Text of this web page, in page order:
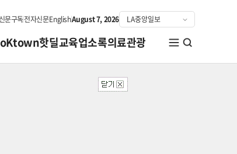
신문구독전자신문EnglishAugust 7, 2026
핫딜교육업소록의료관광